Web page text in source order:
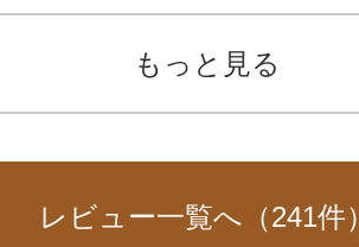
もっと見る
レビュー一覧へ（241件